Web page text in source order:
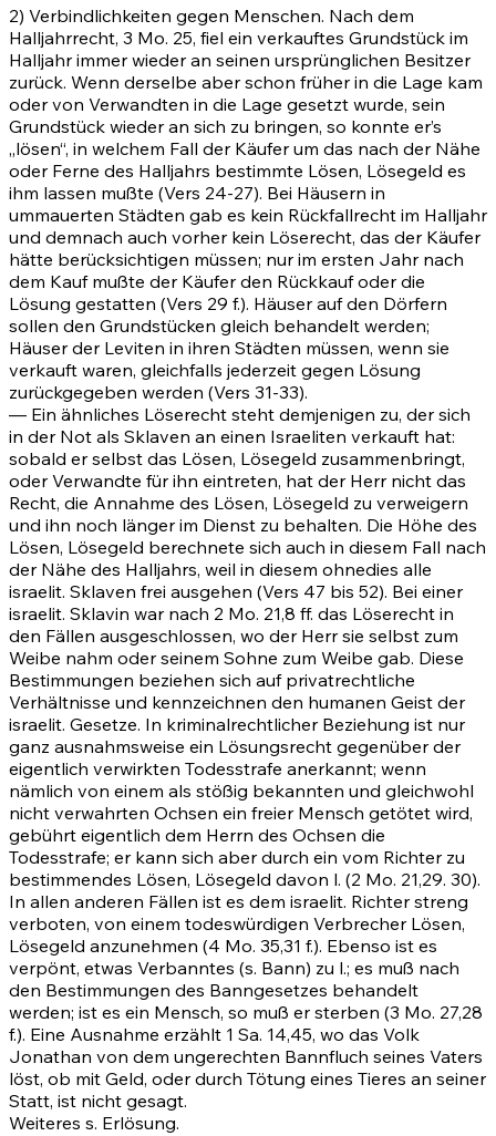
2) Verbindlichkeiten gegen Menschen. Nach dem
Halljahrrecht, 3 Mo. 25, fiel ein verkauftes Grundstück im
Halljahr immer wieder an seinen ursprünglichen Besitzer
zurück. Wenn derselbe aber schon früher in die Lage kam
oder von Verwandten in die Lage gesetzt wurde, sein
Grundstück wieder an sich zu bringen, so konnte er’s
„lösen“, in welchem Fall der Käufer um das nach der Nähe
oder Ferne des Halljahrs bestimmte Lösen, Lösegeld es
ihm lassen mußte (Vers 24-27). Bei Häusern in
ummauerten Städten gab es kein Rückfallrecht im Halljahr
und demnach auch vorher kein Löserecht, das der Käufer
hätte berücksichtigen müssen; nur im ersten Jahr nach
dem Kauf mußte der Käufer den Rückkauf oder die
Lösung gestatten (Vers 29 f.). Häuser auf den Dörfern
sollen den Grundstücken gleich behandelt werden;
Häuser der Leviten in ihren Städten müssen, wenn sie
verkauft waren, gleichfalls jederzeit gegen Lösung
zurückgegeben werden (Vers 31-33).
— Ein ähnliches Löserecht steht demjenigen zu, der sich
in der Not als Sklaven an einen Israeliten verkauft hat:
sobald er selbst das Lösen, Lösegeld zusammenbringt,
oder Verwandte für ihn eintreten, hat der Herr nicht das
Recht, die Annahme des Lösen, Lösegeld zu verweigern
und ihn noch länger im Dienst zu behalten. Die Höhe des
Lösen, Lösegeld berechnete sich auch in diesem Fall nach
der Nähe des Halljahrs, weil in diesem ohnedies alle
israelit. Sklaven frei ausgehen (Vers 47 bis 52). Bei einer
israelit. Sklavin war nach 2 Mo. 21,8 ff. das Löserecht in
den Fällen ausgeschlossen, wo der Herr sie selbst zum
Weibe nahm oder seinem Sohne zum Weibe gab. Diese
Bestimmungen beziehen sich auf privatrechtliche
Verhältnisse und kennzeichnen den humanen Geist der
israelit. Gesetze. In kriminalrechtlicher Beziehung ist nur
ganz ausnahmsweise ein Lösungsrecht gegenüber der
eigentlich verwirkten Todesstrafe anerkannt; wenn
nämlich von einem als stößig bekannten und gleichwohl
nicht verwahrten Ochsen ein freier Mensch getötet wird,
gebührt eigentlich dem Herrn des Ochsen die
Todesstrafe; er kann sich aber durch ein vom Richter zu
bestimmendes Lösen, Lösegeld davon l. (2 Mo. 21,29. 30).
In allen anderen Fällen ist es dem israelit. Richter streng
verboten, von einem todeswürdigen Verbrecher Lösen,
Lösegeld anzunehmen (4 Mo. 35,31 f.). Ebenso ist es
verpönt, etwas Verbanntes (s. Bann) zu l.; es muß nach
den Bestimmungen des Banngesetzes behandelt
werden; ist es ein Mensch, so muß er sterben (3 Mo. 27,28
f.). Eine Ausnahme erzählt 1 Sa. 14,45, wo das Volk
Jonathan von dem ungerechten Bannfluch seines Vaters
löst, ob mit Geld, oder durch Tötung eines Tieres an seiner
Statt, ist nicht gesagt.
Weiteres s. Erlösung.